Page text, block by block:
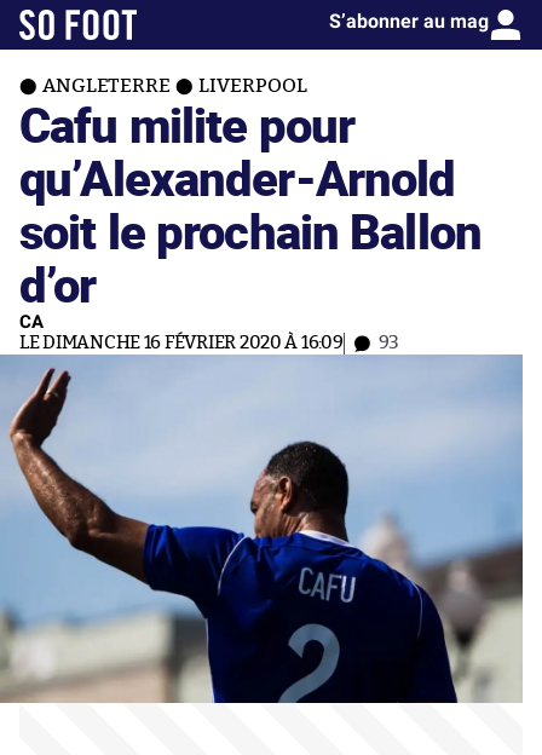
S’abonner au mag
ANGLETERRE LIVERPOOL
Cafu milite pour
qu’Alexander-Arnold
soit le prochain Ballon
d’or
CA
LE DIMANCHE 16 FÉVRIER 2020 À 16:09 93